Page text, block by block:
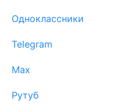
Одноклассники
Telegram
Max
Рутуб